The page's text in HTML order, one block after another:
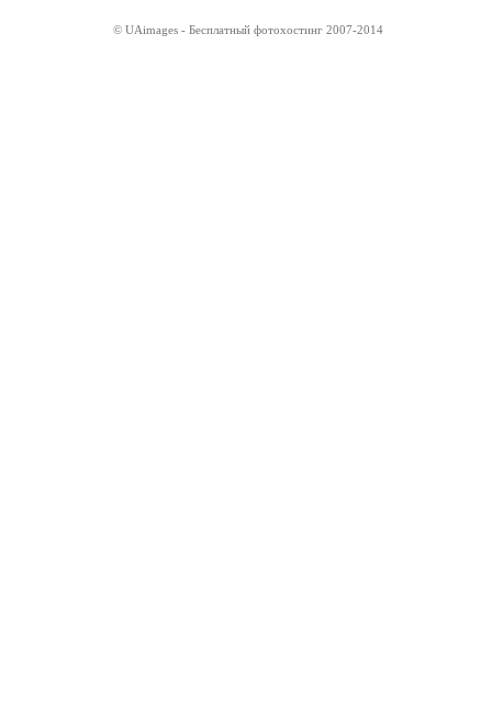
© UAimages - Бесплатный фотохостинг 2007-2014